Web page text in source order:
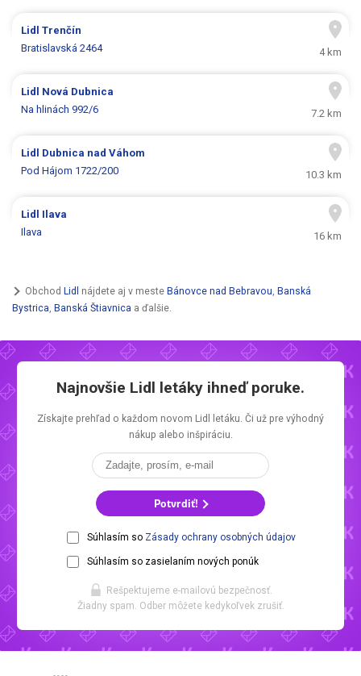
LidlTrenčín
Bratislavská 2464
4 km
Lidl Nová Dubnica
Na hlinách 992/6
7.2 km
Lidl Dubnica nad Váhom
Pod Hájom 1722/200
10.3 km
Lidl Ilava
Ilava
16 km
Obchod Lidl nájdete aj v meste Bánovce nad Bebravou, Banská
Bystrica, Banská Štiavnica a ďalšie.
Najnovšie Lidl letáky ihneď poruke.
Získajte prehľad o každom novom Lidl letáku. Či už pre výhodný
nákup alebo inšpiráciu.
Potvrdiť!
Súhlasím so Zásady ochrany osobných údajov
Súhlasím so zasielaním nových ponúk
Rešpektujeme e-mailovú bezpečnosť.
Žiadny spam. Odber môžete kedykoľvek zrušiť.